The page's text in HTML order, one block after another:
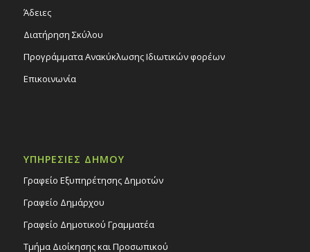
Άδειες
Διατήρηση Σκύλου
Προγράμματα Ανακύκλωσης Ιδιωτικών φορέων
Επικοινωνία
ΥΠΗΡΕΣΙΕΣ ΔΗΜΟΥ
Γραφείο Εξυπηρέτησης Δημοτών
Γραφείο Δημάρχου
Γραφείο Δημοτικού Γραμματέα
Τμήμα Διοίκησης και Προσωπικού